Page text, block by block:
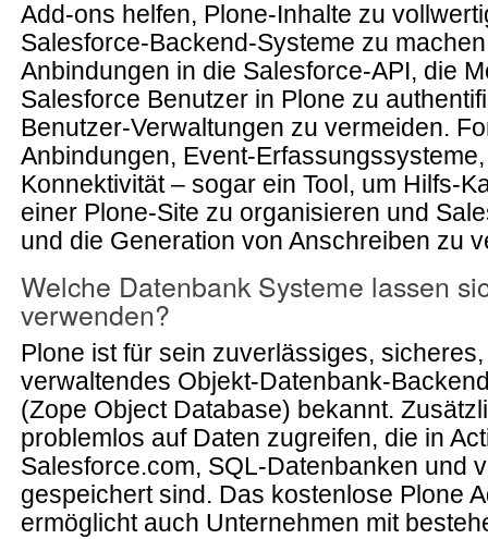
Add-ons helfen, Plone-Inhalte zu
Salesforce-Backend-Systeme zu
Anbindungen in die Salesforce-API, die
Salesforce Benutzer in Plone zu
Benutzer-Verwaltungen zu vermeiden.
Anbindungen, Event-
Konnektivität – sogar ein Tool, um Hilfs-
einer Plone-Site zu organisieren und
und die Generation von Anschreiben zu
Welche Datenbank Systeme lassen
verwenden?
Plone ist für sein zuverlässiges,
verwaltendes Objekt-Datenbank-
(Zope Object Database) bekannt.
problemlos auf Daten zugreifen, die in
Salesforce.com, SQL-Datenbanken und
gespeichert sind. Das kostenlose Plone
ermöglicht auch Unternehmen mit